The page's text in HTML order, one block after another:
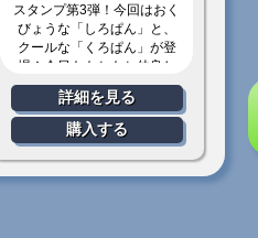
スタンプ第3弾！今回はおく
びょうな「しろぱん」と、
クールな「くろぱん」が登
場！今日ももちもち仲良し
です。
詳細を見る
購入する